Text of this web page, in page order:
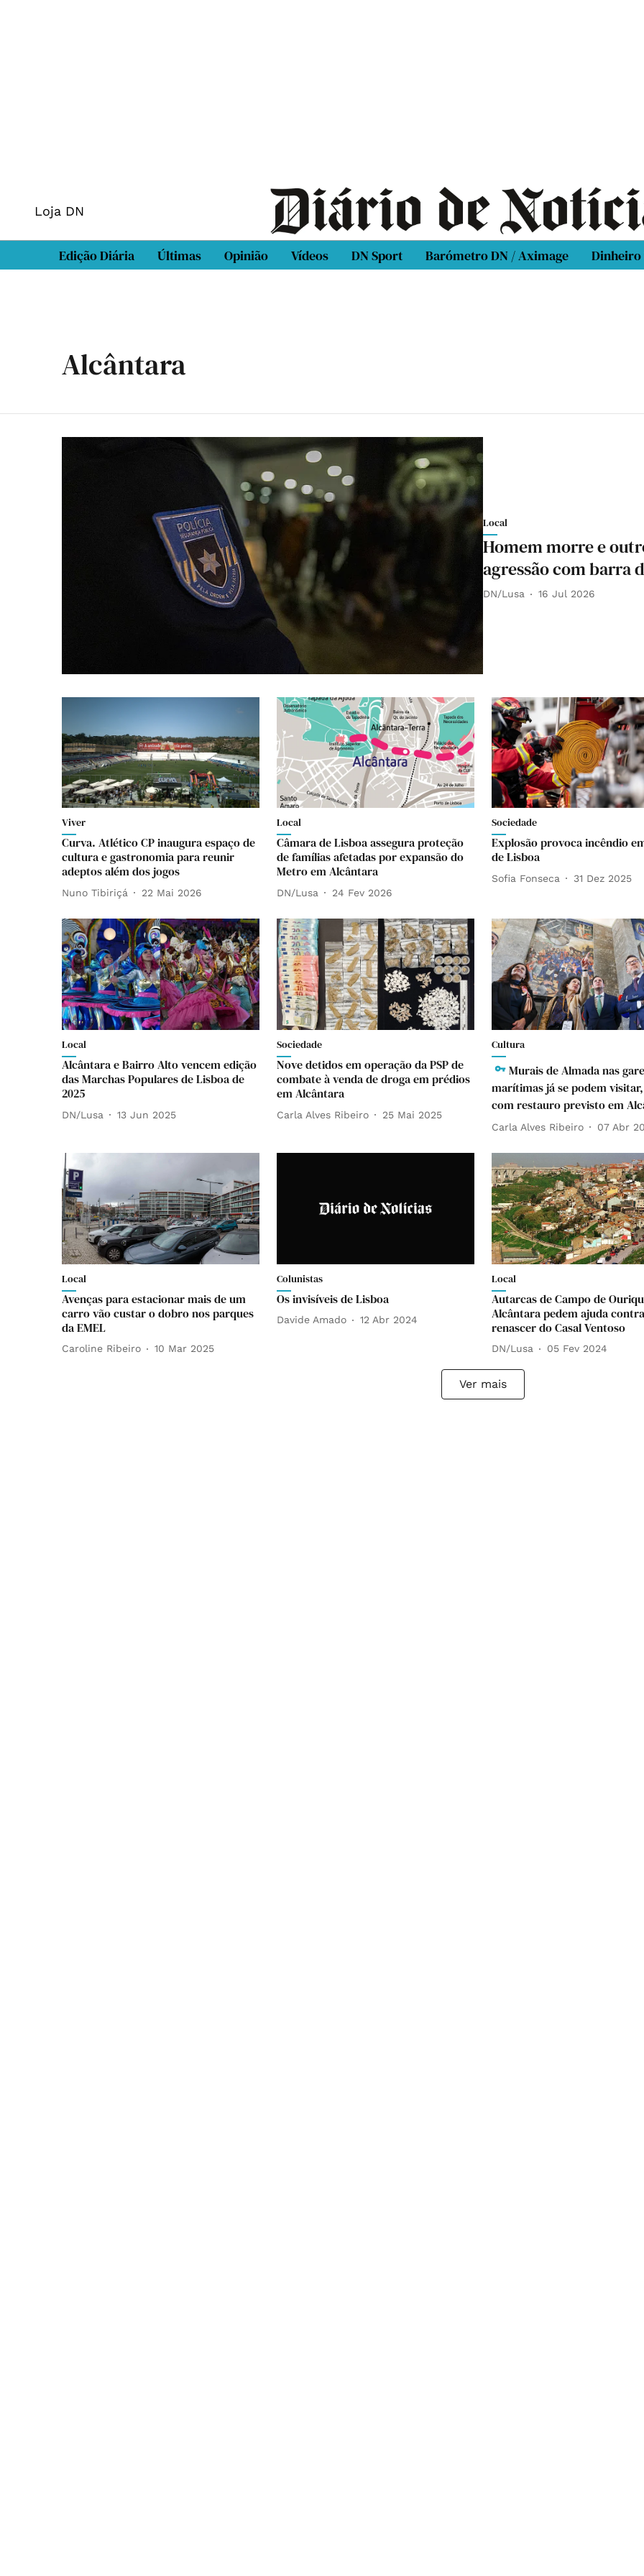
Loja DN
Edição Diária Últimas Opinião Vídeos DN Sport Barómetro DN / Aximage Dinheiro
Alcântara
Local
Homem morre e
agressão com barra
DN/Lusa 16 Jul 2026
Viver
Curva. Atlético CP inaugura espaço de
cultura e gastronomia para reunir
adeptos além dos jogos
Nuno Tibiriçá 22 Mai 2026
Local
Câmara de Lisboa assegura proteção
de famílias afetadas por expansão do
Metro em Alcântara
DN/Lusa 24 Fev 2026
Sociedade
Explosão provoca incêndio
de Lisboa
Sofia Fonseca 31 Dez 2025
Local
Alcântara e Bairro Alto vencem edição
das Marchas Populares de Lisboa de
2025
DN/Lusa 13 Jun 2025
Sociedade
Nove detidos em operação da PSP de
combate à venda de droga em prédios
em Alcântara
Carla Alves Ribeiro 25 Mai 2025
Cultura
Murais de Almada nas
marítimas já se podem
com restauro previsto em
Carla Alves Ribeiro 07 Abr
Local
Avenças para estacionar mais de um
carro vão custar o dobro nos parques
da EMEL
Caroline Ribeiro 10 Mar 2025
Colunistas
Os invisíveis de Lisboa
Davide Amado 12 Abr 2024
Local
Autarcas de Campo de
Alcântara pedem ajuda contra
renascer do Casal Ventoso
DN/Lusa 05 Fev 2024
Ver mais